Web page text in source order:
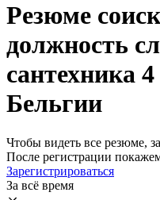
Резюме
должность
сантехника
Бельгии
Чтобы видеть все резюме,
После регистрации
Зарегистрироваться
За всё время